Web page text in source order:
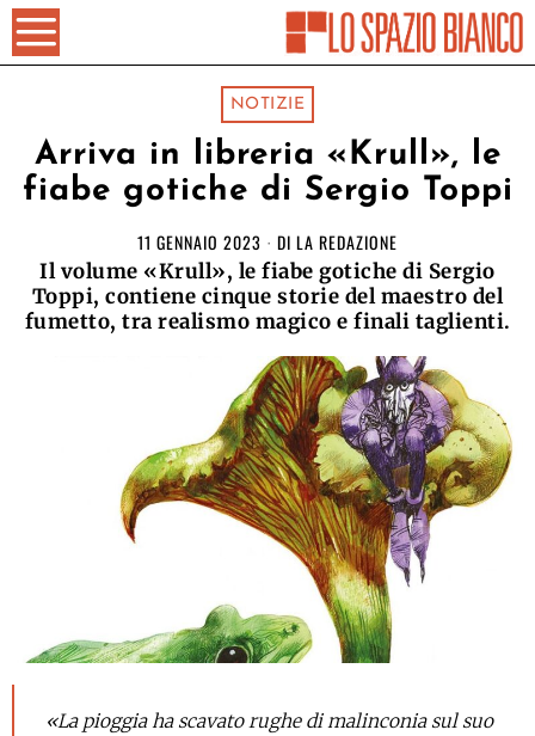
NOTIZIE
Arriva in libreria «Krull», le
fiabe gotiche di Sergio Toppi
11 GENNAIO 2023 DI LA REDAZIONE
Il volume «Krull», le fiabe gotiche di Sergio
Toppi, contiene cinque storie del maestro del
fumetto, tra realismo magico e finali taglienti.
«La pioggia ha scavato rughe di malinconia sul suo